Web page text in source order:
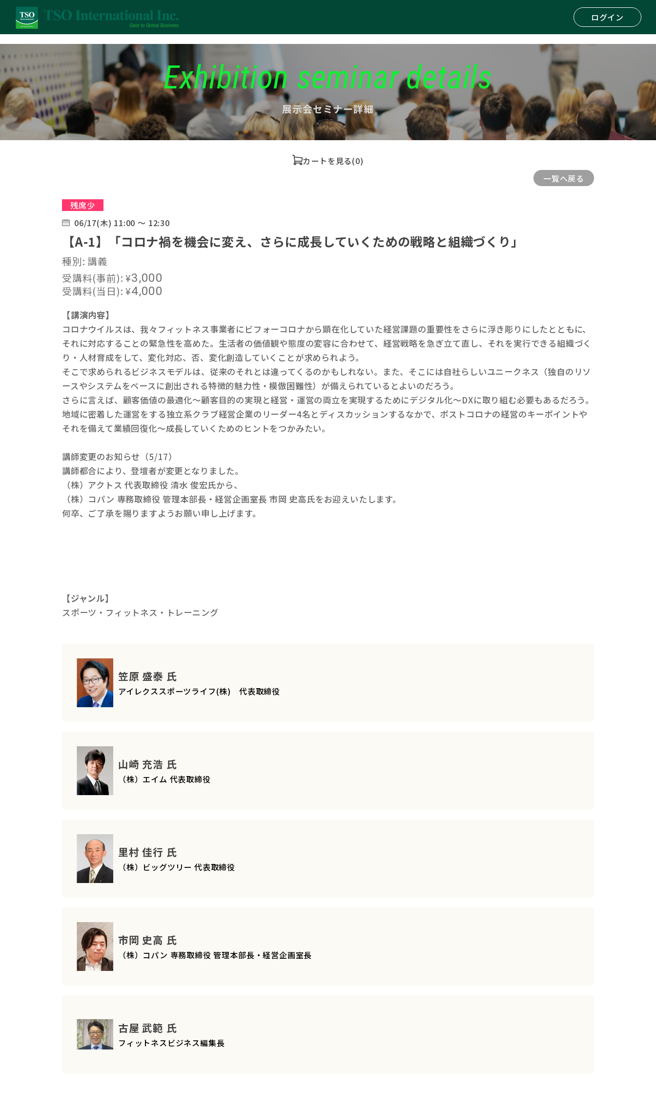
ログイン
Exhibition seminar details
展示会セミナー詳細
カートを見る(0)
一覧へ戻る
残席少
06/17(木) 11:00 ～ 12:30
【A-1】「コロナ禍を機会に変え、さらに成長していくための戦略と組織づくり」
種別: 講義
受講料(事前):¥3,000
受講料(当日):¥4,000
【講演内容】
コロナウイルスは、我々フィットネス事業者にビフォーコロナから顕在化していた経営課題の重要性をさらに浮き彫りにしたとともに、
それに対応することの緊急性を高めた。生活者の価値観や態度の変容に合わせて、経営戦略を急ぎ立て直し、それを実行できる組織づく
り・人材育成をして、変化対応、否、変化創造していくことが求められよう。
そこで求められるビジネスモデルは、従来のそれとは違ってくるのかもしれない。また、そこには自社らしいユニークネス（独自のリソ
ースやシステムをベースに創出される特徴的魅力性・模倣困難性）が備えられているとよいのだろう。
さらに言えば、顧客価値の最適化～顧客目的の実現と経営・運営の両立を実現するためにデジタル化～DXに取り組む必要もあるだろう。
地域に密着した運営をする独立系クラブ経営企業のリーダー4名とディスカッションするなかで、ポストコロナの経営のキーポイントや
それを備えて業績回復化～成長していくためのヒントをつかみたい。
講師変更のお知らせ（5/17）
講師都合により、登壇者が変更となりました。
（株）アクトス 代表取締役 清水 俊宏氏から、
（株）コパン 専務取締役 管理本部長・経営企画室長 市岡 史高氏をお迎えいたします。
何卒、ご了承を賜りますようお願い申し上げます。
【ジャンル】
スポーツ・フィットネス・トレーニング
笠原 盛泰 氏
アイレクススポーツライフ(株) 代表取締役
山崎 充浩 氏
（株）エイム 代表取締役
里村 佳行 氏
（株）ビッグツリー 代表取締役
市岡 史高 氏
（株）コパン 専務取締役 管理本部長・経営企画室長
古屋 武範 氏
フィットネスビジネス編集長